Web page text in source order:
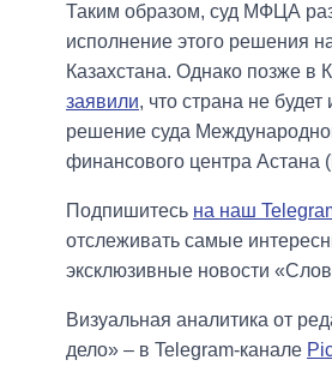
Таким образом, суд МФЦА
исполнение этого решения
Казахстана. Однако позже в
заявили, что страна не будет
решение суда
финансового центра
Подпишитесь на наш
отслеживать самые
эксклюзивные новости
Визуальная аналитика от
дело» – в Telegram-канале